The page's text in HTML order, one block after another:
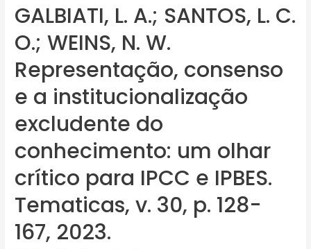
GALBIATI, L. A.; SANTOS, L. C.
O.; WEINS, N. W.
Representação, consenso
e a institucionalização
excludente do
conhecimento: um olhar
crítico para IPCC e IPBES.
Tematicas, v. 30, p. 128-
167, 2023.